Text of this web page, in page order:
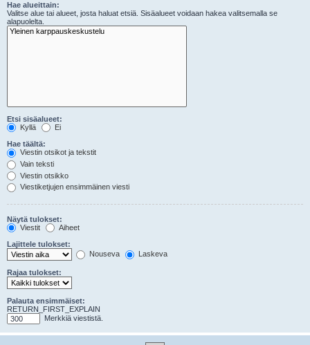
Hae alueittain:
Valitse alue tai alueet, josta haluat etsiä. Sisäalueet voidaan hakea valitsemalla se
alapuolelta.
Etsi sisäalueet:
Kyllä
Ei
Hae täältä:
Viestin otsikot ja tekstit
Vain teksti
Viestin otsikko
Viestiketjujen ensimmäinen viesti
Näytä tulokset:
Viestit
Aiheet
Lajittele tulokset:
Nouseva
Laskeva
Rajaa tulokset:
Palauta ensimmäiset:
RETURN_FIRST_EXPLAIN
Merkkiä viestistä.